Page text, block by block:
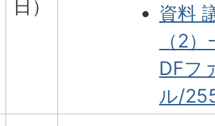
日）
資料
（2
DFフ
ル/